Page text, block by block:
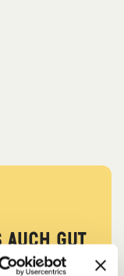
gut